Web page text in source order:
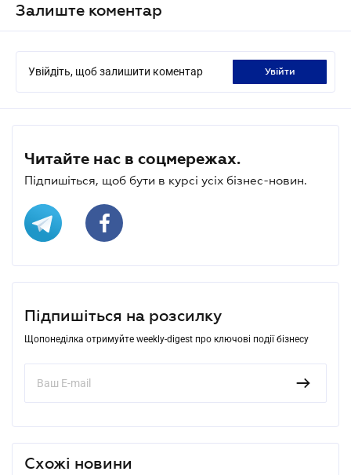
Залиште коментар
Увійдіть, щоб залишити коментар увійти
Читайте нас в соцмережах.
Підпишіться, щоб бути в курсі усіх бізнес-новин.
Підпишіться на розсилку
Щопонеділка отримуйте weekly-digest про ключові події бізнесу
Схожі новини